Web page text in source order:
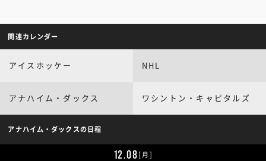
関連カレンダー
アイスホッケー NHL
アナハイム・ダックス ワシントン・キャピタルズ
アナハイム・ダックスの日程
12.08[月]